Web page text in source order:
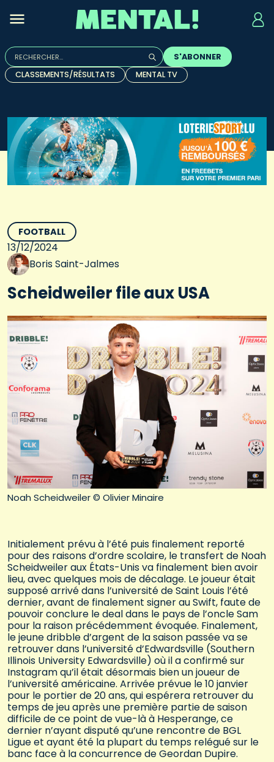
Rechercher :
Quand les résultats de l'auto-complétion sont
S'ABONNER
CLASSEMENTS/RÉSULTATS
MENTAL TV
Noah Scheidweiler © Olivier Minaire
FOOTBALL
13/12/2024
Boris Saint-Jalmes
Scheidweiler file aux USA
Initialement prévu à l’été puis finalement reporté
pour des raisons d’ordre scolaire, le transfert de Noah
Scheidweiler aux États-Unis va finalement bien avoir
lieu, avec quelques mois de décalage. Le joueur était
supposé arrivé dans l’université de Saint Louis l’été
dernier, avant de finalement signer au Swift, faute de
pouvoir conclure le deal dans le pays de l’oncle Sam
pour la raison précédemment évoquée. Finalement,
le jeune dribble d’argent de la saison passée va se
retrouver dans l’université d’Edwardsville (Southern
Illinois University Edwardsville) où il a confirmé sur
Instagram qu’il était désormais bien un joueur de
l’université américaine. Arrivée prévue le 10 janvier
pour le portier de 20 ans, qui espérera retrouver du
temps de jeu après une première partie de saison
difficile de ce point de vue-là à Hesperange, ce
dernier n’ayant disputé qu’une rencontre de BGL
Ligue et ayant été la plupart du temps relégué sur le
banc face à la concurrence de Geordan Dupire.